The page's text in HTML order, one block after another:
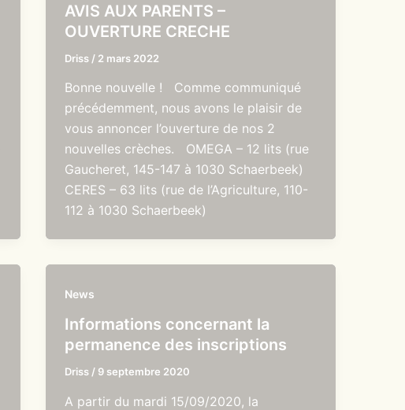
AVIS AUX PARENTS –
OUVERTURE CRECHE
Driss / 2 mars 2022
Bonne nouvelle ! Comme communiqué
précédemment, nous avons le plaisir de
vous annoncer l’ouverture de nos 2
nouvelles crèches. OMEGA – 12 lits (rue
Gaucheret, 145-147 à 1030 Schaerbeek)
CERES – 63 lits (rue de l’Agriculture, 110-
112 à 1030 Schaerbeek)
News
Informations concernant la
permanence des inscriptions
Driss / 9 septembre 2020
A partir du mardi 15/09/2020, la